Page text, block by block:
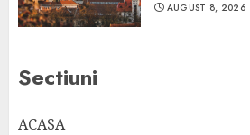
AUGUST 8, 2026
Sectiuni
ACASA